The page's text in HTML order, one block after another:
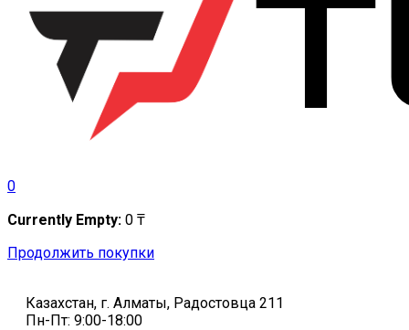
0
Currently Empty: 0 ₸
Продолжить покупки
Казахстан, г. Алматы, Радостовца 211
Пн-Пт: 9:00-18:00